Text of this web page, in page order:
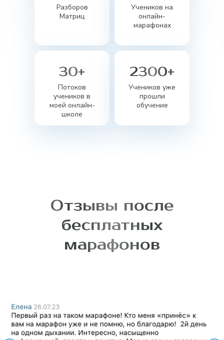
Разборов
Матриц
Учеников на
онлайн-
марафонах
30+
Потоков
учеников в
моей онлайн-
школе
2300+
Учеников уже
прошли
обучение
Отзывы после
бесплатных
марафонов